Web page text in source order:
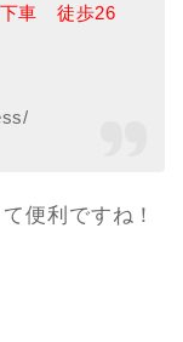
下車 徒歩26
便利ですね！